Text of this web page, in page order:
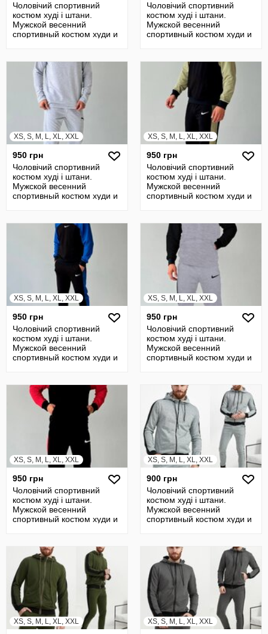
Чоловічий спортивний
костюм худі і штани.
Мужской весенний
спортивный костюм худи и
Чоловічий спортивний
костюм худі і штани.
Мужской весенний
спортивный костюм худи и
XS, S, M, L, XL, XXL
950 грн
Чоловічий спортивний
костюм худі і штани.
Мужской весенний
спортивный костюм худи и
XS, S, M, L, XL, XXL
950 грн
Чоловічий спортивний
костюм худі і штани.
Мужской весенний
спортивный костюм худи и
XS, S, M, L, XL, XXL
950 грн
Чоловічий спортивний
костюм худі і штани.
Мужской весенний
спортивный костюм худи и
XS, S, M, L, XL, XXL
950 грн
Чоловічий спортивний
костюм худі і штани.
Мужской весенний
спортивный костюм худи и
XS, S, M, L, XL, XXL
950 грн
Чоловічий спортивний
костюм худі і штани.
Мужской весенний
спортивный костюм худи и
XS, S, M, L, XL, XXL
900 грн
Чоловічий спортивний
костюм худі і штани.
Мужской весенний
спортивный костюм худи и
XS, S, M, L, XL, XXL XS, S, M, L, XL, XXL